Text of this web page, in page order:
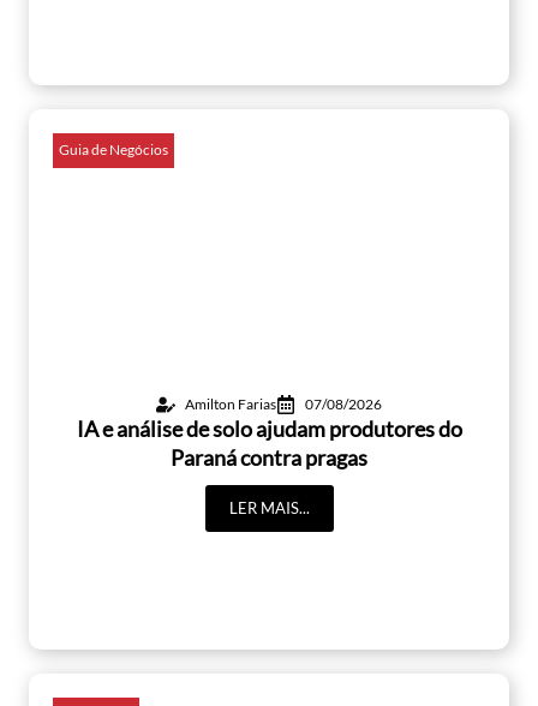
Guia de Negócios
Amilton Farias 07/08/2026
IA e análise de solo ajudam produtores do
Paraná contra pragas
LER MAIS...